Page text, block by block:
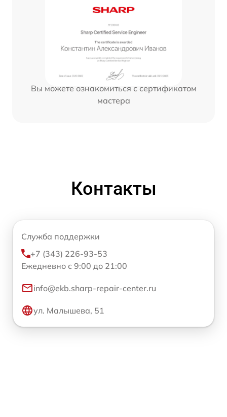
Вы можете ознакомиться с сертификатом
мастера
Контакты
Служба поддержки
+7 (343) 226-93-53
Ежедневно с 9:00 до 21:00
info@ekb.sharp-repair-center.ru
ул. Малышева, 51